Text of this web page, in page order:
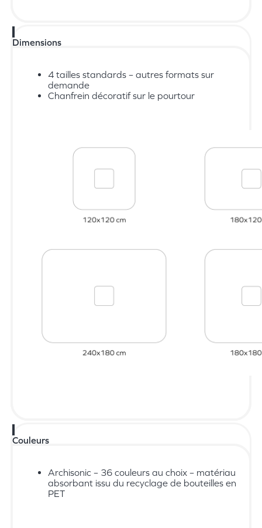
Dimensions
4 tailles standards – autres formats sur
demande
Chanfrein décoratif sur le pourtour
Couleurs
Archisonic – 36 couleurs au choix – matériau
absorbant issu du recyclage de bouteilles en
PET